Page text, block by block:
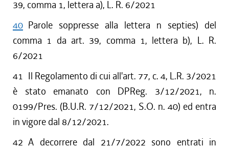
39, comma 1, lettera a), L. R. 6/2021
40 Parole soppresse alla lettera n septies) del
comma 1 da art. 39, comma 1, lettera b), L. R.
6/2021
41 Il Regolamento di cui all'art. 77, c. 4, L.R. 3/2021
è stato emanato con DPReg. 3/12/2021, n.
0199/Pres. (B.U.R. 7/12/2021, S.O. n. 40) ed entra
in vigore dal 8/12/2021.
42 A decorrere dal 21/7/2022 sono entrati in